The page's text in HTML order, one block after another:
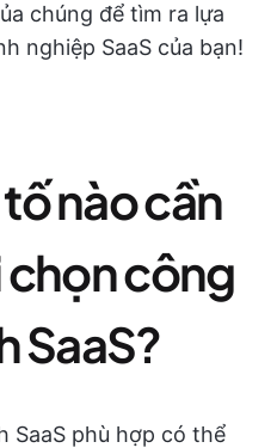
chúng để tìm ra lựa
nghiệp SaaS của bạn!
nào cần
chọn công
SaaS?
SaaS phù hợp có thể